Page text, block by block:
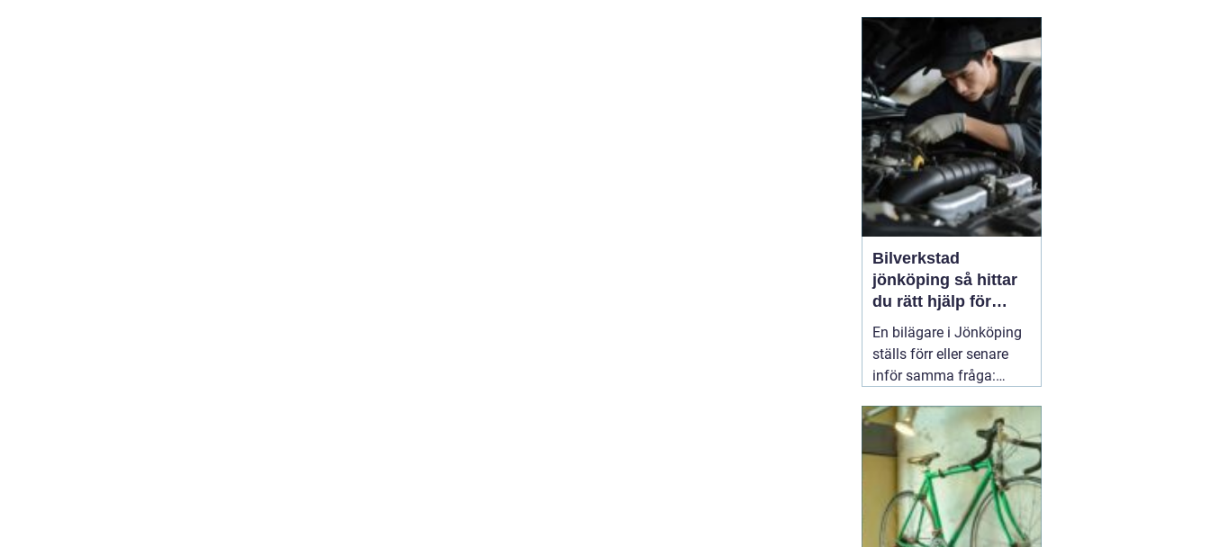
service inte bara om att
följa serviceboken, utan
om att kunna lita på
bilen varje dag oavsett
om den rullar till jobbet,
...
Bilverkstad
jönköping så hittar
du rätt hjälp för
bilen
En bilägare i Jönköping
ställs förr eller senare
inför samma fråga:
hand om bilen, utan att
kostnaderna skenar och
garantier försvinner?
Valet av05 april 2026